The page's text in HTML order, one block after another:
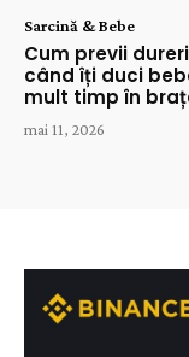
Sarcină & Bebe
Cum previi
când îți duci
mult timp în
mai 11, 2026